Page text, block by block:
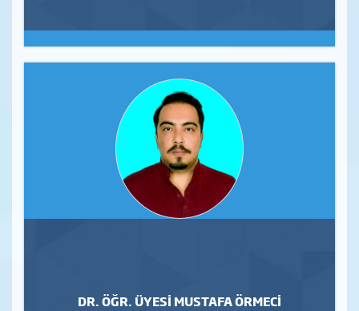
DR. ÖĞR. ÜYESİ MUSTAFA ÖRMECİ